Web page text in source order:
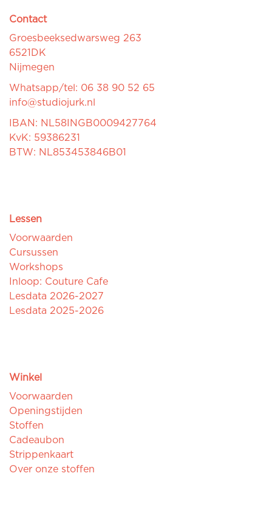
Contact
Groesbeeksedwarsweg 263
6521DK
Nijmegen
Whatsapp/tel: 06 38 90 52 65
info@studiojurk.nl
IBAN: NL58INGB0009427764
KvK: 59386231
BTW: NL853453846B01
Lessen
Voorwaarden
Cursussen
Workshops
Inloop: Couture Cafe
Lesdata 2026-2027
Lesdata 2025-2026
Winkel
Voorwaarden
Openingstijden
Stoffen
Cadeaubon
Strippenkaart
Over onze stoffen